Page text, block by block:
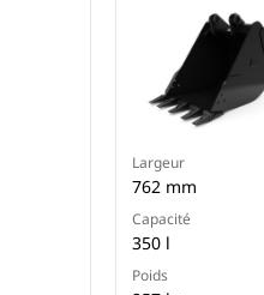
Largeur
762 mm
Capacité
350 l
Poids